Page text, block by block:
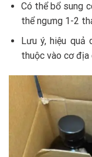
Có thể bổ sung
thể ngưng 1-2
Lưu ý, hiệu quả
thuộc vào cơ địa